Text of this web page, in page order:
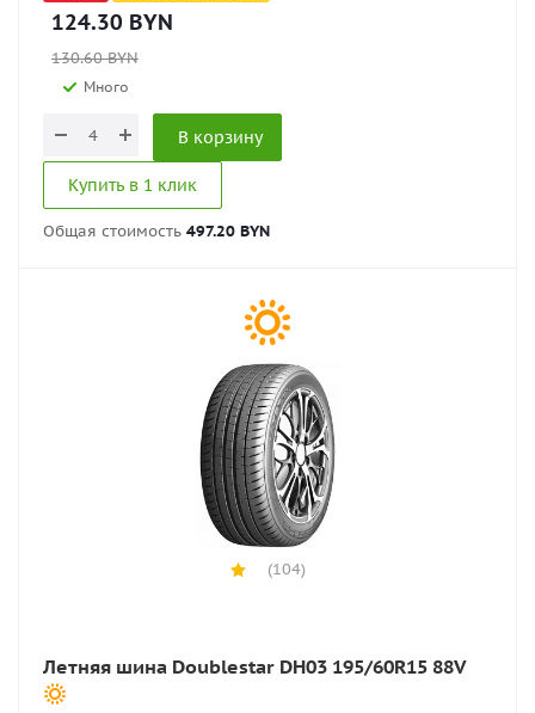
124.30 BYN
130.60BYN
Много
В корзину
Купить в 1 клик
Общая стоимость 497.20 BYN
(104)
Летняя шина Doublestar DH03 195/60R15 88V